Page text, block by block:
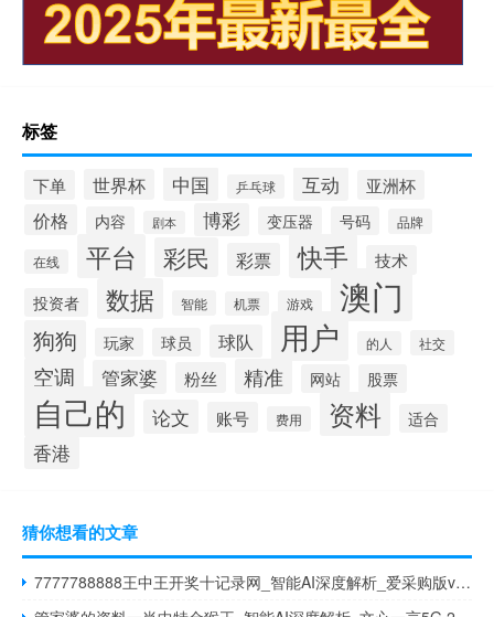
标签
下单 世界杯 中国 乒乓球 互动 亚洲杯
价格 内容 剧本 博彩 变压器 号码 品牌
在线 平台 彩民 彩票 快手 技术
投资者 数据 智能 机票 游戏 澳门
狗狗 玩家 球员 球队 用户 的人 社交
空调 管家婆 粉丝 精准 网站 股票
自己的 论文 账号 费用 资料 适合
香港
猜你想看的文章
7777788888王中王开奖十记录网_智能AI深度解析_爱采购版v47.08.499